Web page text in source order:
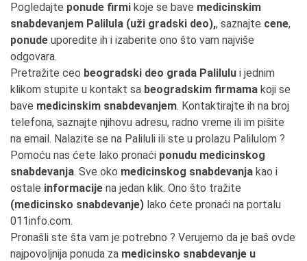
Pogledajte ponude firmi koje se bave medicinskim
snabdevanjem Palilula (uži gradski deo),, saznajte cene,
ponude uporedite ih i izaberite ono što vam najviše
odgovara.
Pretražite ceo beogradski deo grada Palilulu i jednim
klikom stupite u kontakt sa beogradskim firmama koji se
bave medicinskim snabdevanjem. Kontaktirajte ih na broj
telefona, saznajte njihovu adresu, radno vreme ili im pišite
na email. Nalazite se na Paliluli ili ste u prolazu Palilulom ?
Pomoću nas ćete lako pronaći ponudu medicinskog
snabdevanja. Sve oko medicinskog snabdevanja kao i
ostale informacije na jedan klik. Ono što tražite
(medicinsko snabdevanje) lako ćete pronaći na portalu
011info.com.
Pronašli ste šta vam je potrebno ? Verujemo da je baš ovde
najpovoljnija ponuda za medicinsko snabdevanje u